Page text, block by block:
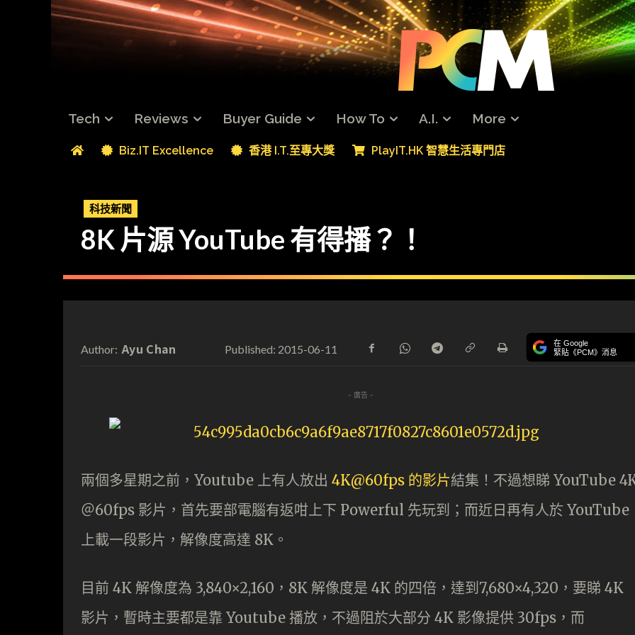
Tech Reviews Buyer Guide How To A.I. More
Biz.IT Excellence 香港 I.T.至專大獎 PlayIT.HK 智慧生活專門店
科技新聞
8K 片源 YouTube 有得播？！
Author: Ayu Chan Published: 2015-06-11 在 Google
緊貼《PCM》消息
- 廣告 -
兩個多星期之前，Youtube 上有人放出 4K@60fps 的影片結集！不過想睇 YouTube
＠60fps 影片，首先要部電腦有返咁上下 Powerful 先玩到；而近日再有人於 YouTube
上載一段影片，解像度高達 8K。
目前 4K 解像度為 3,840×2,160，8K 解像度是 4K 的四倍，達到7,680×4,320，要睇 4K
影片，暫時主要都是靠 Youtube 播放，不過阻於大部分 4K 影像提供 30fps，而